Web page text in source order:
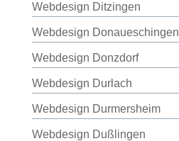
Webdesign Ditzingen
Webdesign Donaueschingen
Webdesign Donzdorf
Webdesign Durlach
Webdesign Durmersheim
Webdesign Dußlingen